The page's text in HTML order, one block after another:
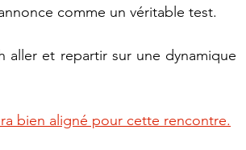
comme un véritable test.
aller et repartir sur une dynamique
bien aligné pour cette rencontre.